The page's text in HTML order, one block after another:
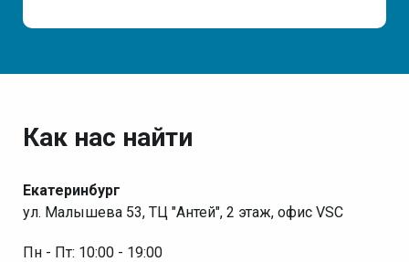
Как нас найти
Екатеринбург
ул. Малышева 53, ТЦ "Антей", 2 этаж, офис VSC
Пн - Пт: 10:00 - 19:00